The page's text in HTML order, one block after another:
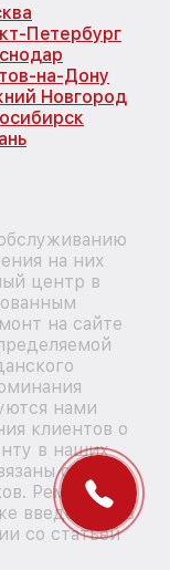
Петербург
на-Дону
Новгород
на них
центр в
на сайте
нами
клиентов о
в наших
с
Ремонт
введенных в
со статьей